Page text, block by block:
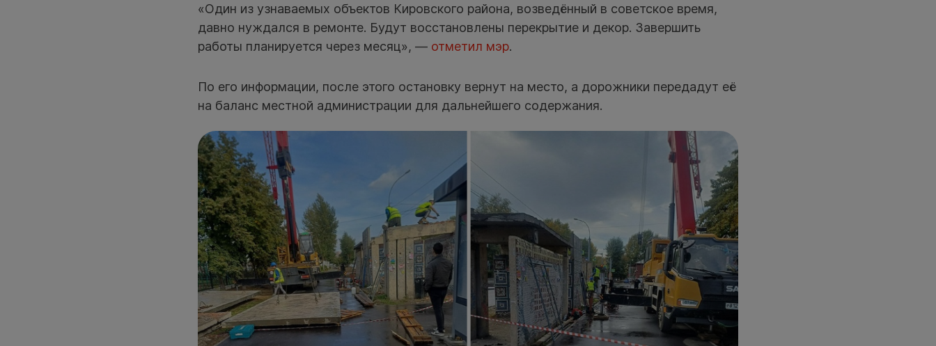
«Один из узнаваемых объектов Кировского района, возведённый в советское время,
давно нуждался в ремонте. Будут восстановлены перекрытие и декор. Завершить
работы планируется через месяц», — отметил мэр.
По его информации, после этого остановку вернут на место, а дорожники передадут её
на баланс местной администрации для дальнейшего содержания.